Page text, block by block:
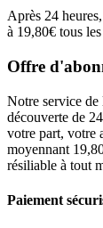
Après 24
à 19,80€ tous
Offre
Notre service de
découverte de
votre part, votre
moyennant
résiliable à tout
Paiement